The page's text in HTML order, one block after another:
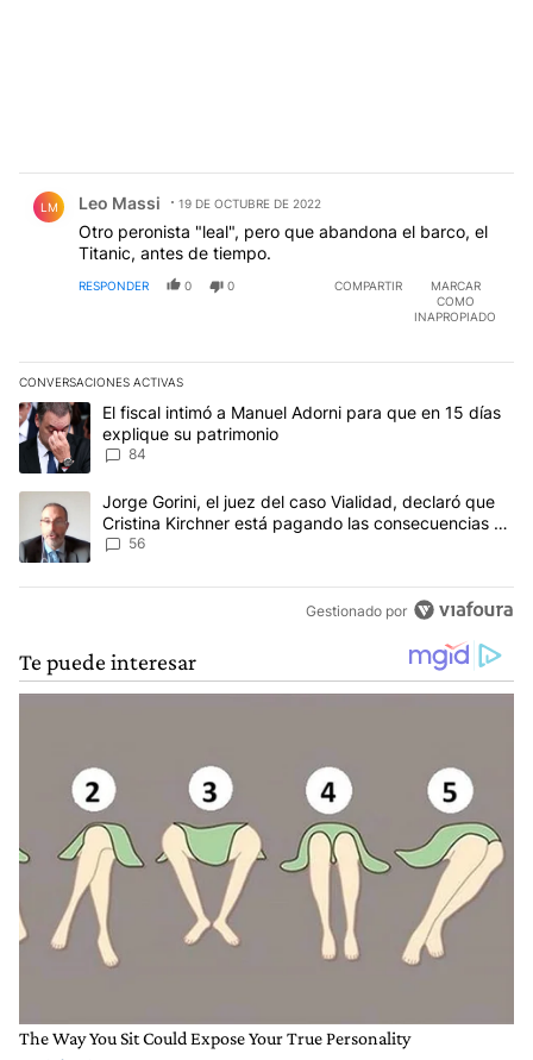
LM Leo Massi 19 DE OCTUBRE DE 2022
Otro peronista "leal", pero que abandona el barco, el
Titanic, antes de tiempo.
RESPONDER 0 0 COMPARTIR
MARCAR
COMO
INAPROPIADO
CONVERSACIONES ACTIVAS
Este listado muestra los artículos con más comentarios en los
Un artículo de tendencia con el título "El fiscal intimó a Manuel
El fiscal intimó a Manuel Adorni para que en 15 días
explique su patrimonio
84
Un artículo de tendencia con el título "Jorge Gorini, el juez del
Jorge Gorini, el juez del caso Vialidad, declaró que
Cristina Kirchner está pagando las consecuencias de
cometer "un delito comprobado"
56
Gestionado por